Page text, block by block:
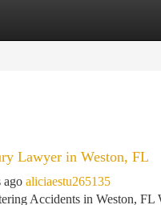
Site Listings
Lawyer in Weston, FL
ago aliciaestu265135
Accidents in Weston, FL